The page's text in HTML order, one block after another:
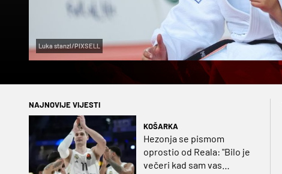
Luka stanzl/PIXSELL
NAJNOVIJE VIJESTI
KOŠARKA
Hezonja se pismom
oprostio od Reala: "Bilo je
večeri kad sam vas